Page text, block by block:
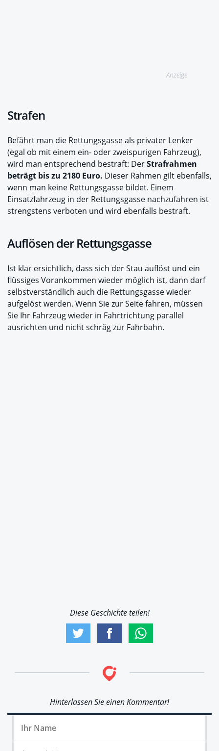
Anzeige
Strafen
Befährt man die Rettungsgasse als privater Lenker
(egal ob mit einem ein- oder zweispurigen Fahrzeug),
wird man entsprechend bestraft: DerStrafrahmen
beträgt bis zu 2180 Euro. Dieser Rahmen gilt ebenfalls,
wenn man keine Rettungsgasse bildet. Einem
Einsatzfahrzeug in der Rettungsgasse nachzufahren ist
strengstens verboten und wird ebenfalls bestraft.
Auflösen der Rettungsgasse
Ist klar ersichtlich, dass sich der Stau auflöst und ein
flüssiges Vorankommen wieder möglich ist, dann darf
selbstverständlich auch die Rettungsgasse wieder
aufgelöst werden. Wenn Sie zur Seite fahren, müssen
Sie Ihr Fahrzeug wieder in Fahrtrichtung parallel
ausrichten und nicht schräg zur Fahrbahn.
Diese Geschichte teilen!
Hinterlassen Sie einen Kommentar!